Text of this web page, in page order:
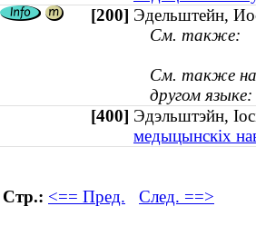
[200] Эдельштейн,
См. также:
См. также на
другом языке:
[400] Эдэльштэйн,
медыцынскіх
Стр.: <== Пред. След. ==>